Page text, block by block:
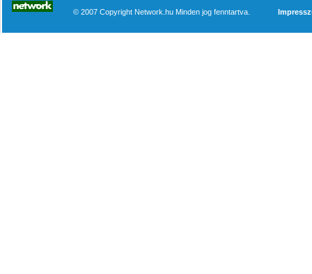
© 2007 Copyright Network.hu Minden jog fenntartva.